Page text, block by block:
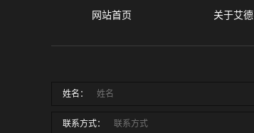
网站首页 关于艾德
姓名：
联系方式：